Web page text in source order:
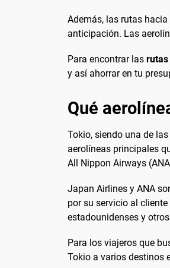
Además, las rutas
anticipación. Las
Para encontrar las
y así ahorrar en tu
Qué
Tokio, siendo una de
aerolíneas principales
All Nippon Airways
Japan Airlines y ANA
por su servicio al
estadounidenses y
Para los viajeros que
Tokio a varios destinos